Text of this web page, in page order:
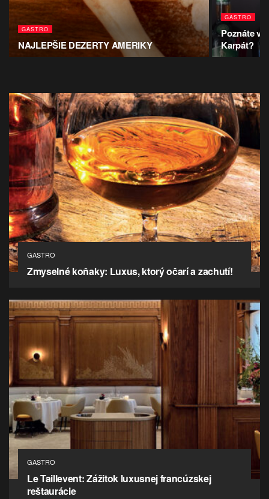
GASTRO
NAJLEPŠIE DEZERTY AMERIKY
GASTRO
Poznáte
Karpát?
GASTRO
Zmyselné koňaky: Luxus, ktorý očarí a zachutí!
GASTRO
Le Taillevent: Zážitok luxusnej francúzskej
reštaurácie